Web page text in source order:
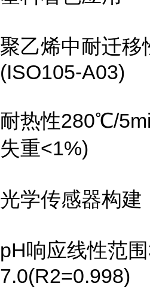
聚乙烯中耐迁移
(ISO105-A03)
耐热性280℃/
失重<1%)
光学传感器构建
pH响应线性范
7.0(R2=0.998)